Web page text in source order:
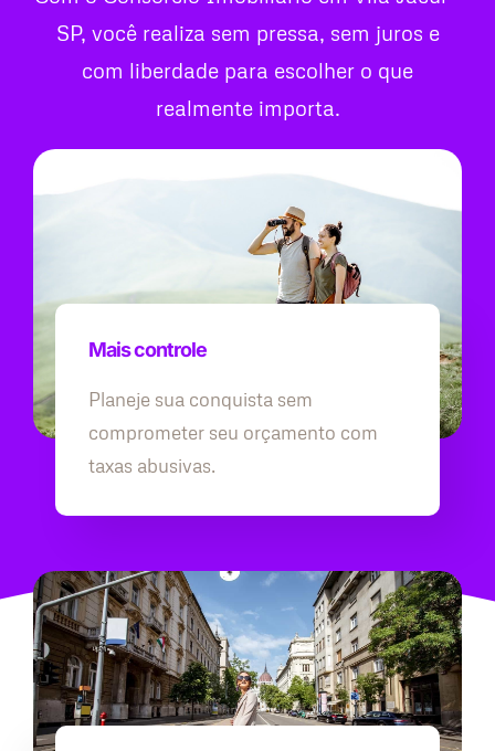
SP, você realiza sem pressa, sem juros e
com liberdade para escolher o que
realmente importa.
Mais controle
Planeje sua conquista sem
comprometer seu orçamento com
taxas abusivas.